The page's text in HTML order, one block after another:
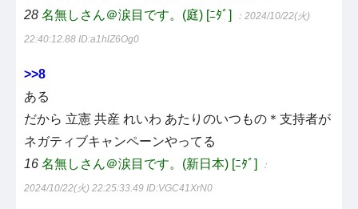
28 名無しさん＠涙目です。(庭) [ﾆﾀﾞ] ：2024/10/22(火)
22:40:12.88 ID:a1hlZ6Og0
>>8
ある
だから 立憲 共産 れいわ あたりのいつもの＊支持者が
ネガティブキャンペーンやってる
16 名無しさん＠涙目です。(新日本) [ﾆﾀﾞ] ：
2024/10/22(火) 22:25:33.49 ID:VGC41XrN0